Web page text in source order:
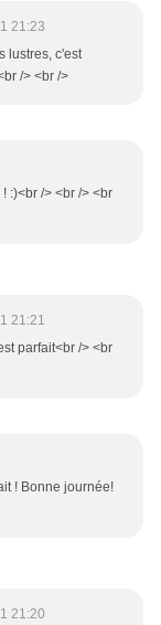
21:23
lustres, c'est
/> <br />
:)<br /> <br /> <br
21:21
parfait<br /> <br
! Bonne journée!
21:20